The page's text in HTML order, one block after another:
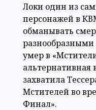
Локи один из
персонажей в
обманывать
разнообразными
умер в
альтернативная
захватила
Мстителей во
Финал».